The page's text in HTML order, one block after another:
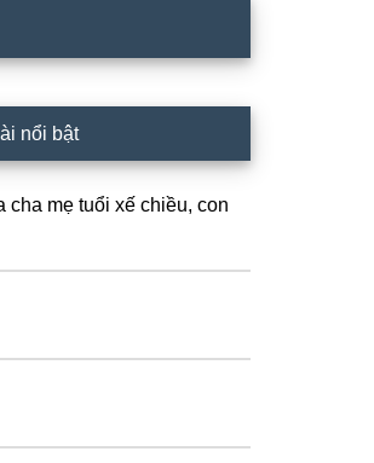
nổi bật
cha mẹ tuổi xế chiều, con